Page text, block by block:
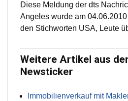
Diese Meldung der dts
Angeles wurde am
den Stichworten USA, Leute
Weitere Artikel aus
Newsticker
Immobilienverkauf mit